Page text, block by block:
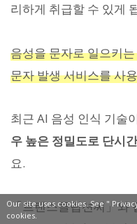
리하게 취급할 수 있게
음성을 문자로 일으키
문자 발생 서비스를 사
최근 AI 음성 인식 기술
우 높은 정밀도로 단시
요.
「트랜스클립션씨」와
Our site uses cookies. See "
cookies.